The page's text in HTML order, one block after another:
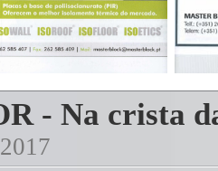
- Na crista